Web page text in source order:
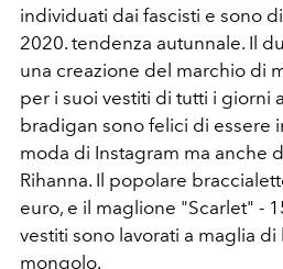
individuati dai fascisti e sono
2020. tendenza autunnale. Il
una creazione del marchio di
per i suoi vestiti di tutti i giorni
bradigan sono felici di essere
moda di Instagram ma anche
Rihanna. Il popolare
euro, e il maglione "Scarlet" -
vestiti sono lavorati a maglia
mongolo.